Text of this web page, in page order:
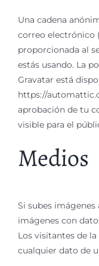
Una cadena
correo electrónico
proporcionada al
estás usando. La
Gravatar está
https://
aprobación de tu
visible para el
Medios
Si subes imágenes
imágenes con
Los visitantes de
cualquier dato de